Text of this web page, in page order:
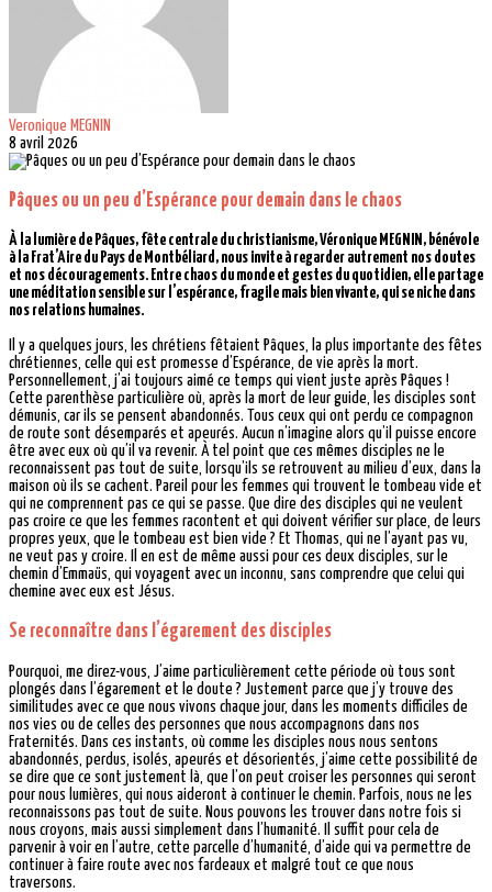
Veronique MEGNIN
8 avril 2026
Pâques ou un peu d’Espérance pour demain dans le chaos
À la lumière de Pâques, fête centrale du christianisme, Véronique MEGNIN, bénévole
à la Frat’Aire du Pays de Montbéliard, nous invite à regarder autrement nos doutes
et nos découragements. Entre chaos du monde et gestes du quotidien, elle partage
une méditation sensible sur l’espérance, fragile mais bien vivante, qui se niche dans
nos relations humaines.
Il y a quelques jours, les chrétiens fêtaient Pâques, la plus importante des fêtes
chrétiennes, celle qui est promesse d’Espérance, de vie après la mort.
Personnellement, j’ai toujours aimé ce temps qui vient juste après Pâques !
Cette parenthèse particulière où, après la mort de leur guide, les disciples sont
démunis, car ils se pensent abandonnés. Tous ceux qui ont perdu ce compagnon
de route sont désemparés et apeurés. Aucun n’imagine alors qu’il puisse encore
être avec eux où qu’il va revenir. À tel point que ces mêmes disciples ne le
reconnaissent pas tout de suite, lorsqu’ils se retrouvent au milieu d’eux, dans la
maison où ils se cachent. Pareil pour les femmes qui trouvent le tombeau vide et
qui ne comprennent pas ce qui se passe. Que dire des disciples qui ne veulent
pas croire ce que les femmes racontent et qui doivent vérifier sur place, de leurs
propres yeux, que le tombeau est bien vide ? Et Thomas, qui ne l’ayant pas vu,
ne veut pas y croire. Il en est de même aussi pour ces deux disciples, sur le
chemin d’Emmaüs, qui voyagent avec un inconnu, sans comprendre que celui qui
chemine avec eux est Jésus.
Se reconnaître dans l’égarement des disciples
Pourquoi, me direz-vous, J’aime particulièrement cette période où tous sont
plongés dans l’égarement et le doute ? Justement parce que j’y trouve des
similitudes avec ce que nous vivons chaque jour, dans les moments difficiles de
nos vies ou de celles des personnes que nous accompagnons dans nos
Fraternités. Dans ces instants, où comme les disciples nous nous sentons
abandonnés, perdus, isolés, apeurés et désorientés, j’aime cette possibilité de
se dire que ce sont justement là, que l’on peut croiser les personnes qui seront
pour nous lumières, qui nous aideront à continuer le chemin. Parfois, nous ne les
reconnaissons pas tout de suite. Nous pouvons les trouver dans notre fois si
nous croyons, mais aussi simplement dans l’humanité. Il suffit pour cela de
parvenir à voir en l’autre, cette parcelle d’humanité, d’aide qui va permettre de
continuer à faire route avec nos fardeaux et malgré tout ce que nous
traversons.